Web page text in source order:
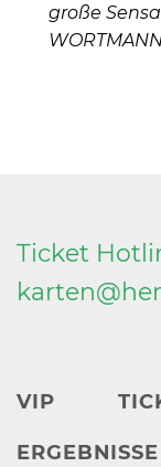
große
Ticket
karten@
VIP
ERGEBNISSE